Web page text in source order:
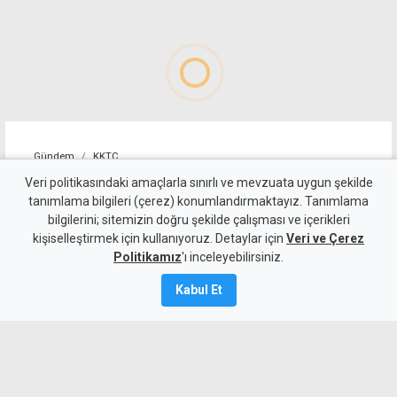
Gündem KKTC
Girne-Değirmenlik Dağ
Yolu'nun bir bölümü trafiğe
kapatılacak
Veri politikasındaki amaçlarla sınırlı ve mevzuata uygun şekilde
tanımlama bilgileri (çerez) konumlandırmaktayız. Tanımlama
bilgilerini; sitemizin doğru şekilde çalışması ve içerikleri
kişiselleştirmek için kullanıyoruz. Detaylar için Veri ve Çerez
Politikamız'ı inceleyebilirsiniz.
Kabul Et